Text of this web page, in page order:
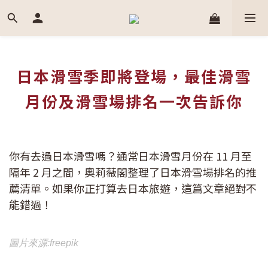
日本滑雪季即將登場，最佳滑雪
月份及滑雪場排名一次告訴你
你有去過日本滑雪嗎？通常日本滑雪月份在 11 月至
隔年 2 月之間，奧莉薇閣整理了日本滑雪場排名的推
薦清單。如果你正打算去日本旅遊，這篇文章絕對不
能錯過！
圖片來源:freepik